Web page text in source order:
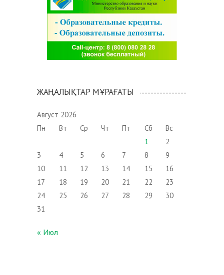
ЖАҢАЛЫҚТАР МҰРАҒАТЫ
Август 2026
Пн
Вт Ср Чт Пт Сб
Вс
1
2
3
4 5 6 7 8
9
10
11 12 13 14 15
16
17
18 19 20 21 22
23
24
25 26 27 28 29
30
31
« Июл